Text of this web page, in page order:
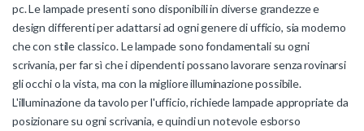
pc. Le lampade presenti sono disponibili in diverse grandezze e
design differenti per adattarsi ad ogni genere di ufficio, sia moderno
che con stile classico. Le lampade sono fondamentali su ogni
scrivania, per far sì che i dipendenti possano lavorare senza rovinarsi
gli occhi o la vista, ma con la migliore illuminazione possibile.
L'illuminazione da tavolo per l'ufficio, richiede lampade appropriate da
posizionare su ogni scrivania, e quindi un notevole esborso